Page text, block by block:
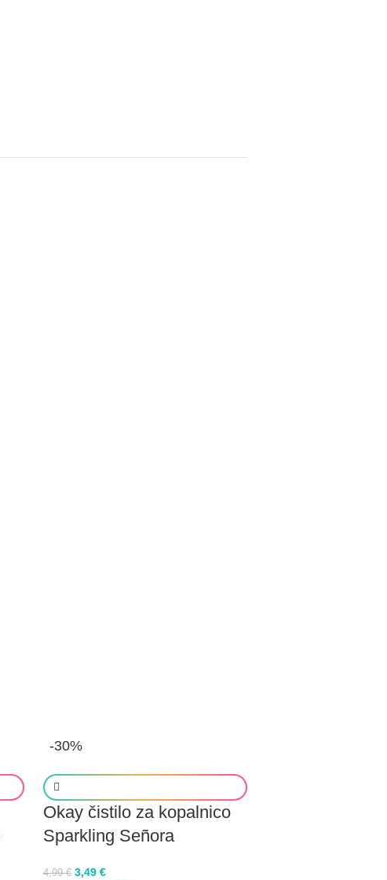
-30%
Okay čistilo za kopalnico
Sparkling Señora
4,99€ 3,49 €